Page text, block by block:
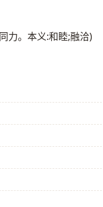
力。本义:和睦;融洽)